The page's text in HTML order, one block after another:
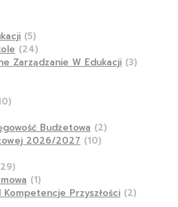
(5)
(24)
Zarządzanie W Edukacji (3)
Budżetowa (2)
2026/2027 (10)
(1)
Kompetencje Przyszłości (2)